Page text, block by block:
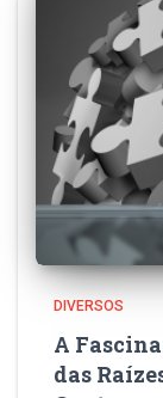
DIVERSOS
A
das